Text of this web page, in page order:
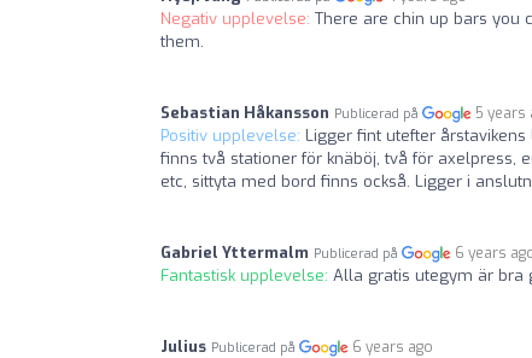
Negativ upplevelse: There are chin up bars you
them.
Sebastian Håkansson Publicerad på 5 years
Positiv upplevelse: Ligger fint utefter
finns två stationer för knäböj, två för axelpress,
etc, sittyta med bord finns också. Ligger i
Gabriel Yttermalm Publicerad på 6 years
Fantastisk upplevelse: Alla gratis utegym är bra
Julius Publicerad på 6 years ago